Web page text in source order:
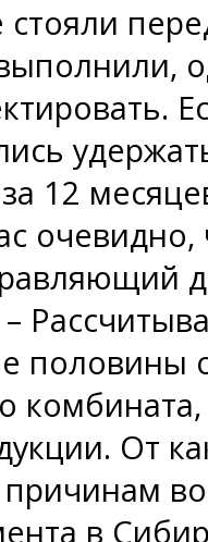
стояли
12
очевидно,
половины
От
в